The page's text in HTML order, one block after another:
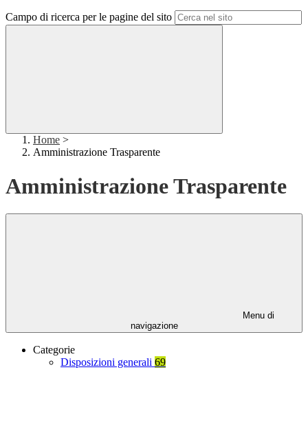
Campo di ricerca per le pagine del sito
Home >
Amministrazione Trasparente
Amministrazione Trasparente
Menu di
navigazione
Categorie
Disposizioni generali 69